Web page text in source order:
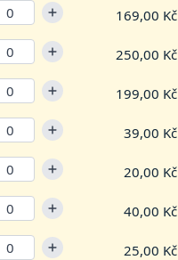
169,00 Kč
250,00 Kč
199,00 Kč
39,00 Kč
20,00 Kč
40,00 Kč
25,00 Kč